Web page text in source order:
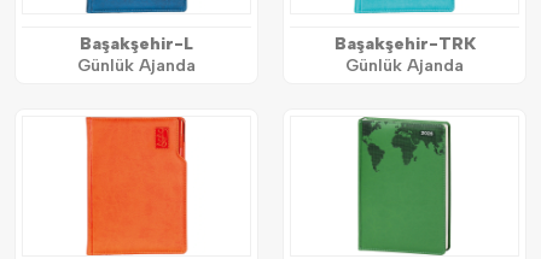
Başakşehir-L
Günlük Ajanda
Başakşehir-TRK
Günlük Ajanda